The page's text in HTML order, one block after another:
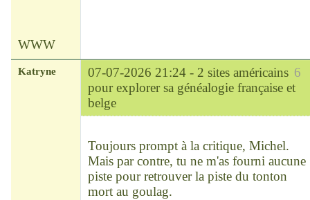
WWW
6
Katryne 07-07-2026 21:24 - 2 sites américains
pour explorer sa généalogie française et
belge
Toujours prompt à la critique, Michel.
Mais par contre, tu ne m'as fourni aucune
piste pour retrouver la piste du tonton
mort au goulag.